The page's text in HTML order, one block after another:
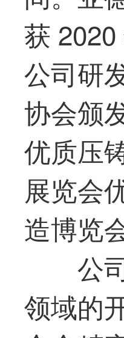
获
公司研
协会颁
优质压
展览会
造博览
公
领域的